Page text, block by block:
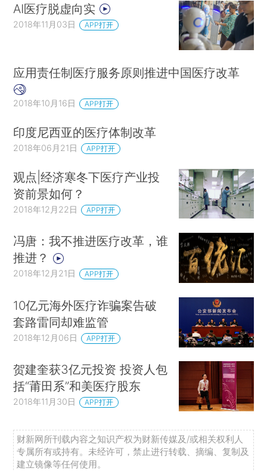
AI医疗脱虚向实
2018年11月03日 APP打开
应用责任制医疗服务原则推进中国医疗改革
2018年10月16日 APP打开
印度尼西亚的医疗体制改革
2018年06月21日 APP打开
观点|经济寒冬下医疗产业投
资前景如何？
2018年12月22日 APP打开
冯唐：我不推进医疗改革，谁
推进？
2018年12月21日 APP打开
10亿元海外医疗诈骗案告破
套路雷同却难监管
2018年12月06日 APP打开
贺建奎获3亿元投资 投资人包
括“莆田系”和美医疗股东
2018年11月30日 APP打开
财新网所刊载内容之知识产权为财新传媒及/或相关权利人
专属所有或持有。未经许可，禁止进行转载、摘编、复制及
建立镜像等任何使用。